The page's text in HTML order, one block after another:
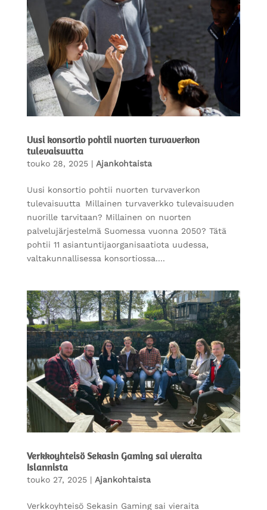
Uusi konsortio pohtii nuorten turvaverkon
tulevaisuutta
touko 28, 2025| Ajankohtaista
Uusi konsortio pohtii nuorten turvaverkon
tulevaisuutta Millainen turvaverkko tulevaisuuden
nuorille tarvitaan? Millainen on nuorten
palvelujärjestelmä Suomessa vuonna 2050? Tätä
pohtii 11 asiantuntijaorganisaatiota uudessa,
valtakunnallisessa konsortiossa....
Verkkoyhteisö Sekasin Gaming sai vieraita
Islannista
touko 27, 2025| Ajankohtaista
Verkkoyhteisö Sekasin Gaming sai vieraita